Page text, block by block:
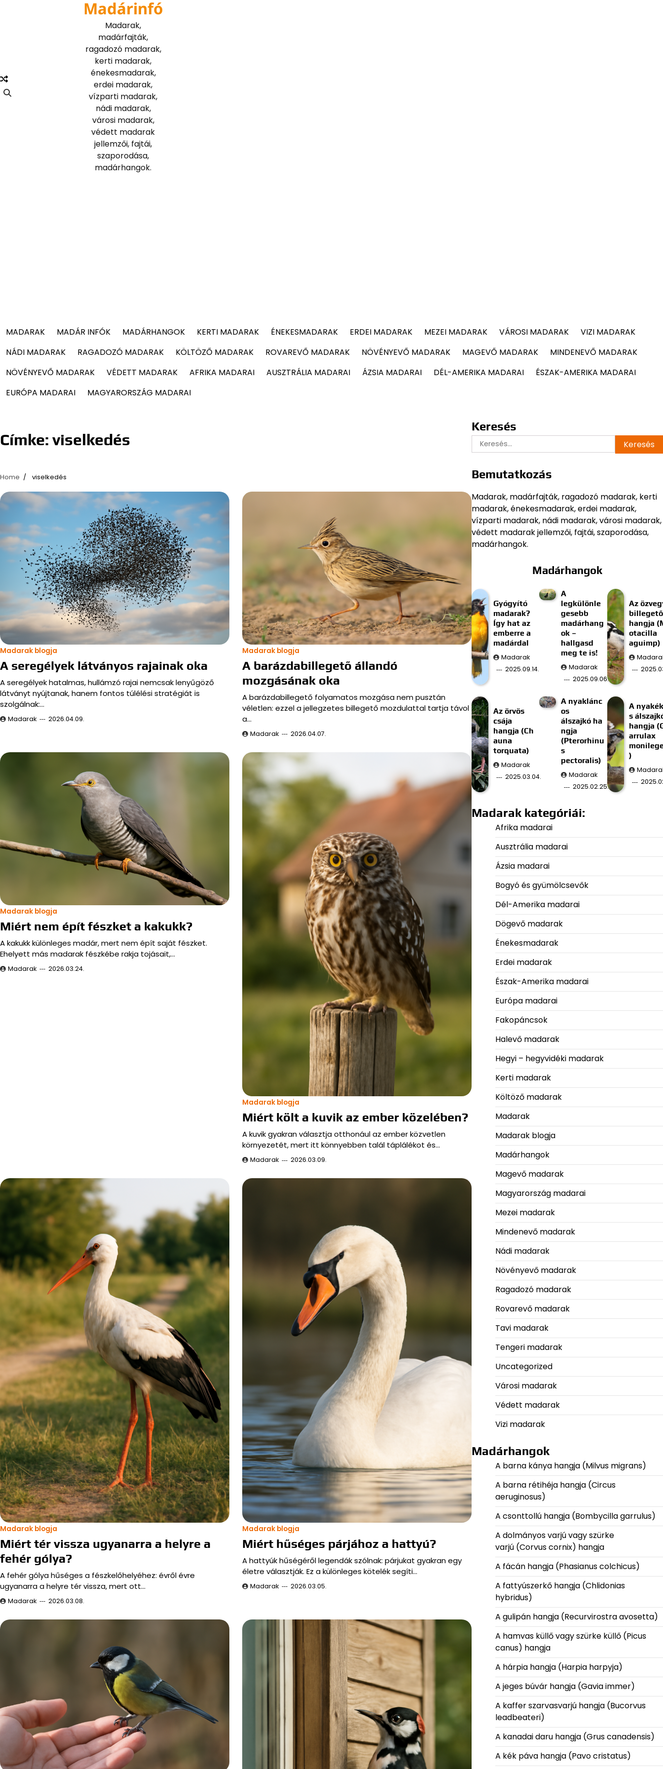
Madárinfó
Madarak,
madárfajták,
ragadozó madarak,
kerti madarak,
énekesmadarak,
erdei madarak,
vízparti madarak,
nádi madarak,
városi madarak,
védett madarak
jellemzői, fajtái,
szaporodása,
madárhangok.
MADARAK MADÁR INFÓK MADÁRHANGOK KERTI MADARAK ÉNEKESMADARAK ERDEI MADARAK MEZEI MADARAK VÁROSI MADARAK
VIZI MADARAK
NÁDI MADARAK
RAGADOZÓ MADARAK KÖLTÖZŐ MADARAK ROVAREVŐ MADARAK NÖVÉNYEVŐ MADARAK MAGEVŐ MADARAK
MINDENEVŐ MADARAK
NÖVÉNYEVŐ MADARAK
VÉDETT MADARAK AFRIKA MADARAI AUSZTRÁLIA MADARAI ÁZSIA MADARAI DÉL-AMERIKA MADARAI
ÉSZAK-AMERIKA MADARAI
EURÓPA MADARAI
MAGYARORSZÁG MADARAI
Címke: viselkedés
Home viselkedés
Madarak blogja
A seregélyek látványos rajainak oka
A seregélyek hatalmas, hullámzó rajai nemcsak lenyűgöző
látványt nyújtanak, hanem fontos túlélési stratégiát is
szolgálnak:…
Madarak 2026.04.09.
Madarak blogja
A barázdabillegető állandó
mozgásának oka
A barázdabillegető folyamatos mozgása nem pusztán
véletlen: ezzel a jellegzetes billegető mozdulattal tartja távol
a…
Madarak 2026.04.07.
Madarak blogja
Miért nem épít fészket a kakukk?
A kakukk különleges madár, mert nem épít saját fészket.
Ehelyett más madarak fészkébe rakja tojásait,…
Madarak 2026.03.24.
Madarak blogja
Miért költ a kuvik az ember közelében?
A kuvik gyakran választja otthonául az ember közvetlen
környezetét, mert itt könnyebben talál táplálékot és…
Madarak 2026.03.09.
Madarak blogja
Miért tér vissza ugyanarra a helyre a
fehér gólya?
A fehér gólya hűséges a fészkelőhelyéhez: évről évre
ugyanarra a helyre tér vissza, mert ott…
Madarak 2026.03.08.
Madarak blogja
Miért hűséges párjához a hattyú?
A hattyúk hűségéről legendák szólnak: párjukat gyakran egy
életre választják. Ez a különleges kötelék segíti…
Madarak 2026.03.05.
Keresés
Keresés:
Bemutatkozás
Madarak, madárfajták, ragadozó madarak, kerti
madarak, énekesmadarak, erdei madarak,
vízparti madarak, nádi madarak, városi madarak,
védett madarak jellemzői, fajtái, szaporodása,
madárhangok.
Madárhangok
Gyógyító
madarak?
Így hat az
emberre a
madárdal
Madarak
2025.09.14.
A
legkülönle
gesebb
madárhang
ok –
hallgasd
meg te is!
Madarak
2025.09.06.
Az
billegető
hangja
otacilla
aguimp)
Az örvös
csája
hangja (Ch
auna
torquata)
Madarak
2025.03.04.
A nyaklánc
os
álszajkó ha
ngja
(Pterorhinu
s
pectoralis)
Madarak
2025.02.25.
A
s
hangja
arrulax
)
Madarak kategóriái:
Afrika madarai
Ausztrália madarai
Ázsia madarai
Bogyó és gyümölcsevők
Dél-Amerika madarai
Dögevő madarak
Énekesmadarak
Erdei madarak
Észak-Amerika madarai
Európa madarai
Fakopáncsok
Halevő madarak
Hegyi – hegyvidéki madarak
Kerti madarak
Költöző madarak
Madarak
Madarak blogja
Madárhangok
Magevő madarak
Magyarország madarai
Mezei madarak
Mindenevő madarak
Nádi madarak
Növényevő madarak
Ragadozó madarak
Rovarevő madarak
Tavi madarak
Tengeri madarak
Uncategorized
Városi madarak
Védett madarak
Vizi madarak
Madárhangok
A barna kánya hangja (Milvus migrans)
A barna rétihéja hangja (Circus
aeruginosus)
A csonttollú hangja (Bombycilla garrulus)
A dolmányos varjú vagy szürke
varjú (Corvus cornix) hangja
A fácán hangja (Phasianus colchicus)
A fattyúszerkő hangja (Chlidonias
hybridus)
A gulipán hangja (Recurvirostra avosetta)
A hamvas küllő vagy szürke küllő (Picus
canus) hangja
A hárpia hangja (Harpia harpyja)
A jeges búvár hangja (Gavia immer)
A kaffer szarvasvarjú hangja (Bucorvus
leadbeateri)
A kanadai daru hangja (Grus canadensis)
A kék páva hangja (Pavo cristatus)